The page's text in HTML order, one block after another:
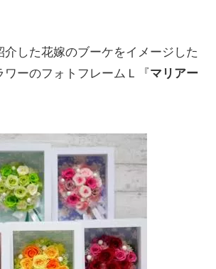
介した花嫁のブーケをイメージした
ワーのフォトフレームＬ『マリアー